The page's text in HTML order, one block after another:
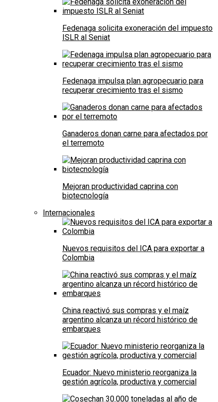
Fedenaga solicita exoneración del impuesto
ISLR al Seniat
Fedenaga impulsa plan agropecuario para
recuperar crecimiento tras el sismo
Ganaderos donan carne para afectados por
el terremoto
Mejoran productividad caprina con
biotecnología
Internacionales
Nuevos requisitos del ICA para exportar a
Colombia
China reactivó sus compras y el maíz
argentino alcanza un récord histórico de
embarques
Ecuador: Nuevo ministerio reorganiza la
gestión agrícola, productiva y comercial